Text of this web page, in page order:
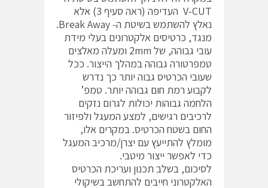
V-CUT העדיפה (ראה סעיף 3) אלא
נאלץ להשתמש בשיטת ה- Break Away.
מנגד, כרטיסים אלקטרונים בעלי מידת
עובי גבוהה, של 2mm ומעלה מאלצים
טמפרטורה גבוהה במהלך הייצור. ככל
שעובי הכרטיס גבוה יותר כך נדרש
לקבוע רמת חום גבוהה יותר. טמפ’
הלחמה גבוהות יכולות לגרום נזקים
לרכיבים רגישים, למצע המעגל ולפיזור
החום בשטח הכרטיס. במקרים אלו,
מומלץ להתייעץ עם יצרן/מרכיב המעגל
כדי לאפשר ייצור מיטבי.
לסיכום, בשלב תכנון ועריכת הכרטיס
האלקטרוני חייבים להתחשב בשיקולי